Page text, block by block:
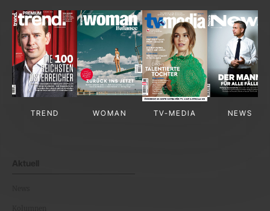
TREND WOMAN TV-MEDIA NEWS